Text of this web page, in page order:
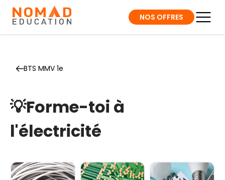
NOS OFFRES
BTS MMV 1e
💡Forme-toi à
l'électricité